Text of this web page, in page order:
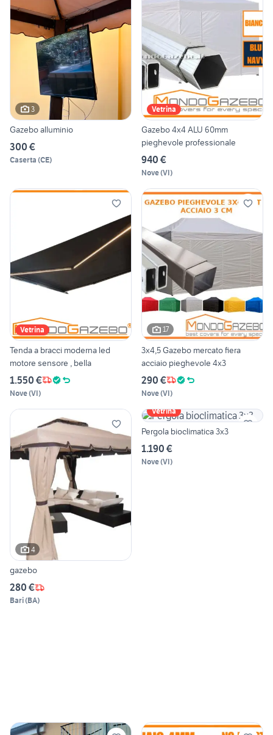
3
Gazebo alluminio
300 €
Caserta (CE)
Vetrina
Gazebo 4x4 ALU 60mm
pieghevole professionale
940 €
Nove(VI)
Vetrina
Tenda a bracci moderna led
motore sensore , bella
1.550 €
Nove(VI)
17
3x4,5 Gazebo mercato fiera
acciaio pieghevole 4x3
290 €
Nove(VI)
4
gazebo
280 €
Bari(BA)
Vetrina
Pergola bioclimatica 3x3
1.190 €
Nove(VI)